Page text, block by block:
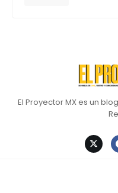
El Proyector MX es un